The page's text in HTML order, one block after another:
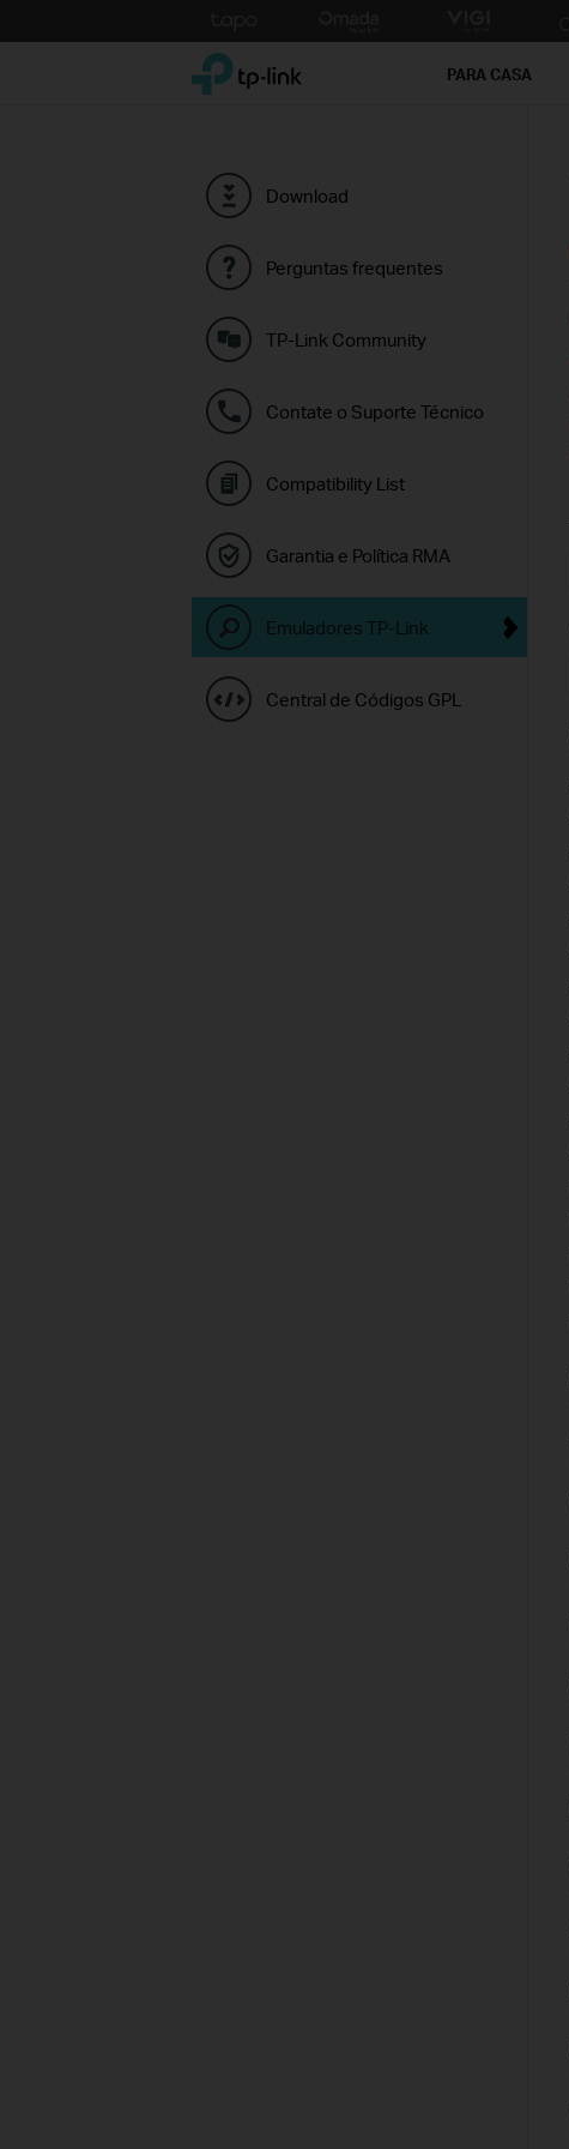
to
TP-Link, Reliably Smart PARA CASA
Download
Perguntas frequentes
TP-Link Community
Contate o Suporte Técnico
Compatibility List
Garantia e Política RMA
Emuladores TP-Link
Central de Códigos GPL